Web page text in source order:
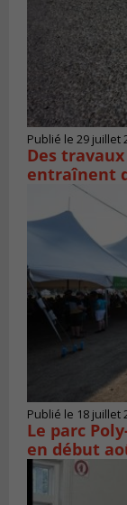
Publié le 29 juillet
Des
entraînent
Publié le 18 juillet
Le parc
en début